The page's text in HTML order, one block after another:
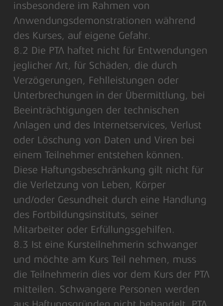
insbesondere im Rahmen von
Anwendungsdemonstrationen während
des Kurses, auf eigene Gefahr.
8.2 Die PTA haftet nicht für Entwendungen
jeglicher Art, für Schäden, die durch
Verzögerungen, Fehlleistungen oder
Unterbrechungen in der Übermittlung, bei
Beeinträchtigungen der technischen
Anlagen und des Internetservices, Verlust
oder Löschung von Daten und Viren bei
einem Teilnehmer entstehen können.
Diese Haftungsbeschränkung gilt nicht für
die Verletzung von Leben, Körper
und/oder Gesundheit durch eine Handlung
des Fortbildungsinstituts, seiner
Mitarbeiter oder Erfüllungsgehilfen.
8.3 Ist eine Kursteilnehmerin schwanger
und möchte am Kurs Teil nehmen, muss
die Teilnehmerin dies vor dem Kurs der PTA
mitteilen. Schwangere Personen werden